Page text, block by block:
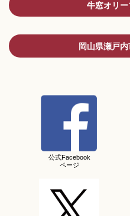
牛窓オリ
岡山県瀬戸
公式Facebook
ページ